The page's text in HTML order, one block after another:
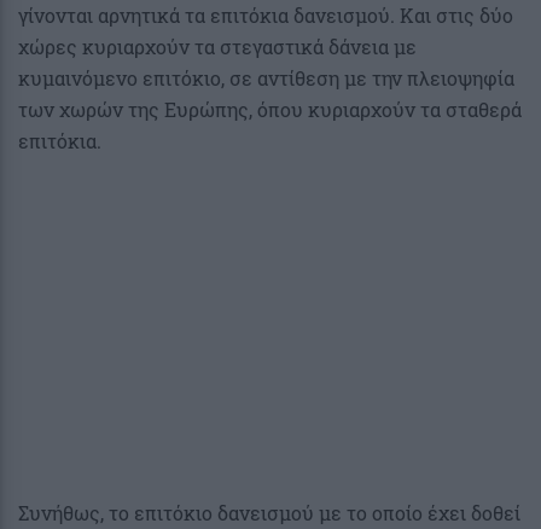
γίνονται αρνητικά τα επιτόκια δανεισμού. Και στις δύο
χώρες κυριαρχούν τα στεγαστικά δάνεια με
κυμαινόμενο επιτόκιο, σε αντίθεση με την πλειοψηφία
των χωρών της Ευρώπης, όπου κυριαρχούν τα σταθερά
επιτόκια.
Συνήθως, το επιτόκιο δανεισμού με το οποίο έχει δοθεί